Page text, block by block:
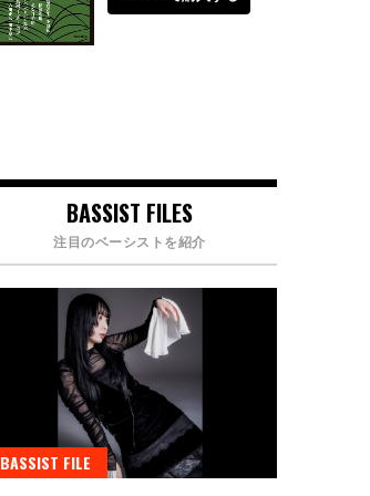
BASSIST FILES
注目のベーシストを紹介
BASSIST FILE